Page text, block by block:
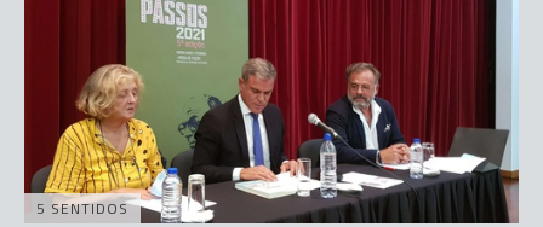
5 SENTIDOS